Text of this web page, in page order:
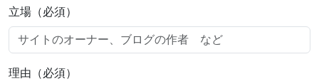
立場（必須）
理由（必須）